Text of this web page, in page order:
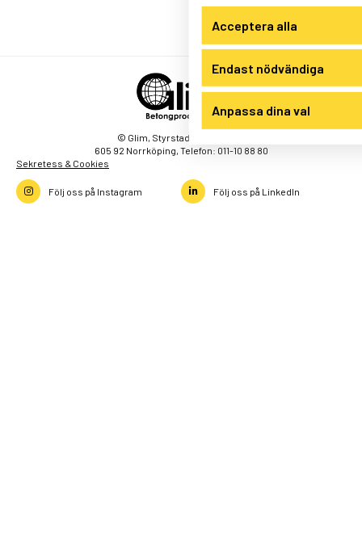
© Glim, Styrstad Kronogård 1,
605 92 Norrköping, Telefon: 011-10 88 80
Sekretess & Cookies
Följ oss på Instagram Följ oss på LinkedIn
Acceptera alla
Endast nödvändiga
Anpassa dina val